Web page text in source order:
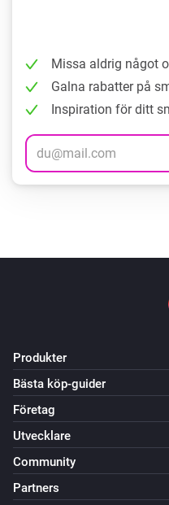
Missa aldrig något
Galna rabatter på
Inspiration för ditt
Produkter
Bästa köp-guider
Företag
Utvecklare
Community
Partners